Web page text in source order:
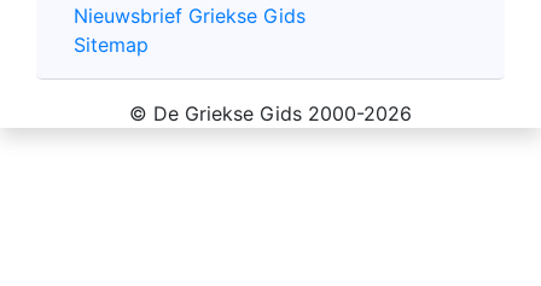
Nieuwsbrief Griekse Gids
Sitemap
© De Griekse Gids 2000-2026